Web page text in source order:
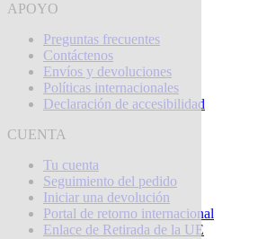
APOYO
Preguntas frecuentes
Contáctenos
Envíos y devoluciones
Políticas internacionales
Declaración de accesibilidad
CUENTA
Tu cuenta
Seguimiento del pedido
Iniciar una devolución
Portal de retorno internacional
Enlace de Retirada de la UE